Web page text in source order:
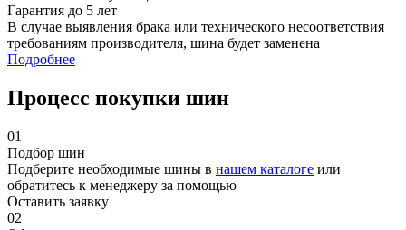
Гарантия до 5 лет
В случае выявления брака или технического несоответствия
требованиям производителя, шина будет заменена
Подробнее
Процесс покупки шин
01
Подбор шин
Подберите необходимые шины в нашем каталоге или
обратитесь к менеджеру за помощью
Оставить заявку
02